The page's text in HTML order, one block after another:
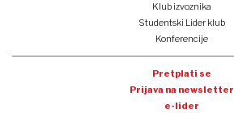
Klub izvoznika
Studentski Lider klub
Konferencije
Pretplati se
Prijava na newsletter
e-lider